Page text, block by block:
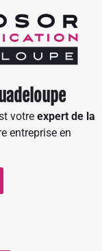
votre expert de la
entreprise en